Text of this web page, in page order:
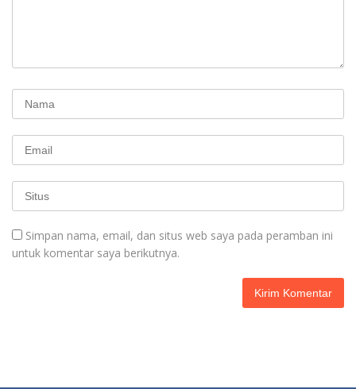
Simpan nama, email, dan situs web saya pada peramban ini
untuk komentar saya berikutnya.